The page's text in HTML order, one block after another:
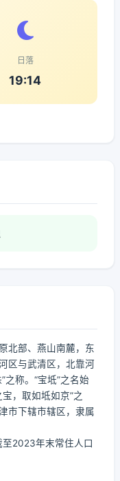
日落
19:14
北部、燕山南麓，东
区与武清区，北靠河
之称。“宝坻”之名始
，取如坻如京”之
市下辖市辖区，隶属
至2023年末常住人口